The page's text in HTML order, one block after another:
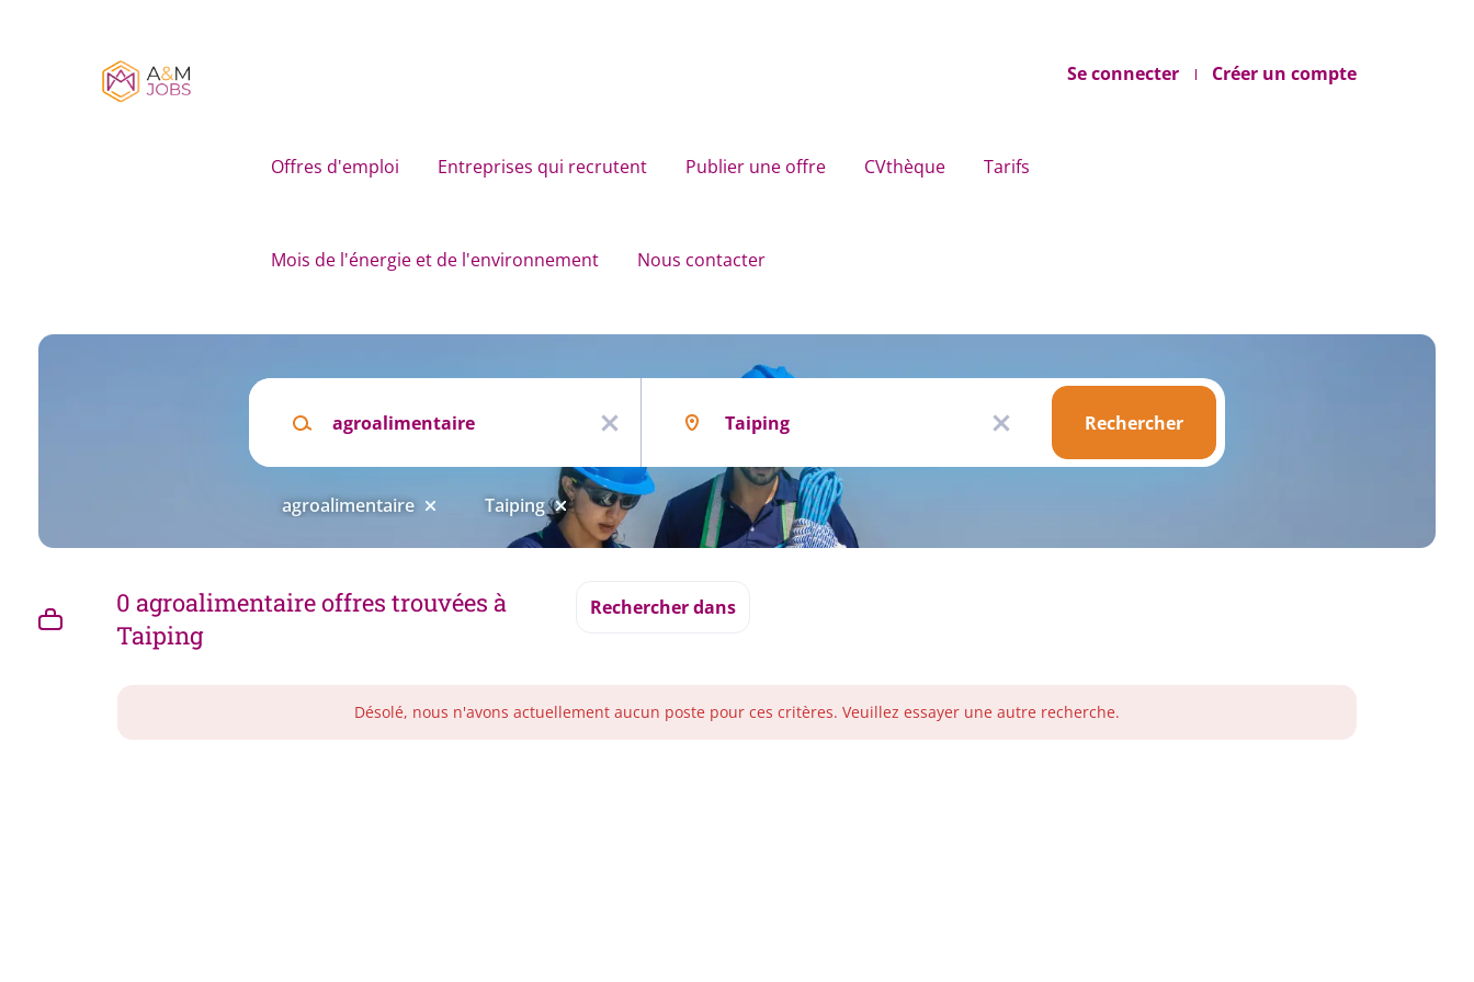
Se connecter Créer un compte
Offres d'emploi Entreprises qui recrutent Publier une offre CVthèque Tarifs
Mois de l'énergie et de l'environnement Nous contacter
Mots
x
x
Rechercher
Rechercher
agroalimentaire Taiping
0 agroalimentaire offres trouvées à
Taiping
Rechercher dans
Désolé, nous n'avons actuellement aucun poste pour ces critères. Veuillez essayer une autre recherche.